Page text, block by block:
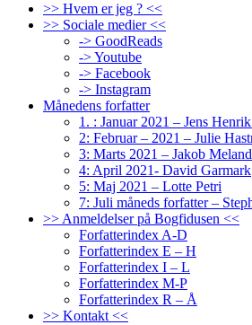
>> Hvem er jeg ? <<
>> Sociale medier <<
-> GoodReads
-> Youtube
-> Facebook
-> Instagram
Månedens forfatter
1. : Januar 2021 – Jens
2: Februar – 2021 – Julie
3: Marts 2021 – Jakob
4: April 2021- David Garmark
5: Maj 2021 – Lotte Petri
7: Juli måneds forfatter –
>> Anmeldelser på Bogfidusen <<
Forfatterindex A-D
Forfatterindex E – H
Forfatterindex I – L
Forfatterindex M-P
Forfatterindex R – Å
>> Kontakt <<